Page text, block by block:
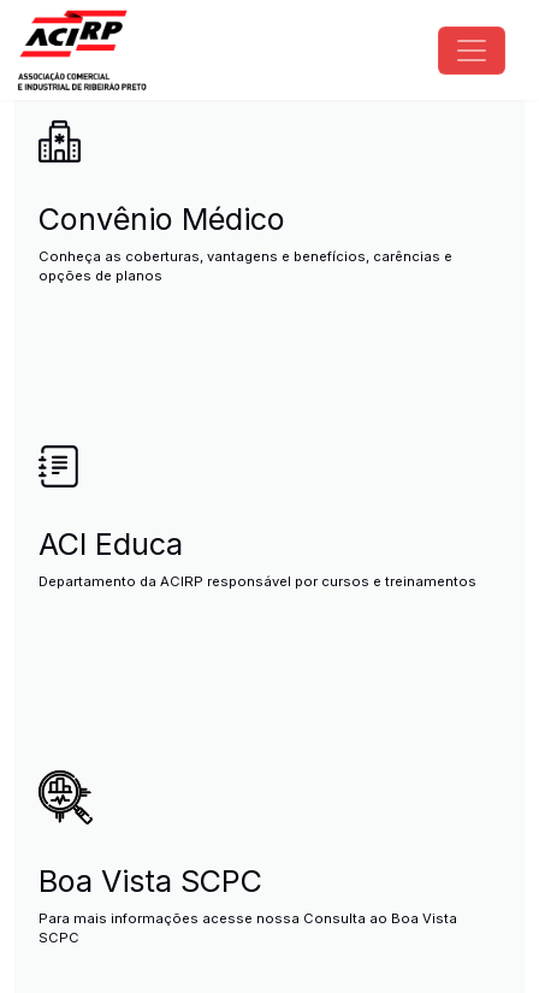
Pular para o conteúdo principal
ACIRP - Associação Comercial
Convênio Médico
Conheça as coberturas, vantagens e benefícios, carências e
opções de planos
ACI Educa
Departamento da ACIRP responsável por cursos e treinamentos
Boa Vista SCPC
Para mais informações acesse nossa Consulta ao Boa Vista
SCPC